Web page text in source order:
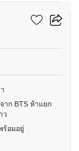
าก BTS ห้าแยก
ว
ร้อมอยู่